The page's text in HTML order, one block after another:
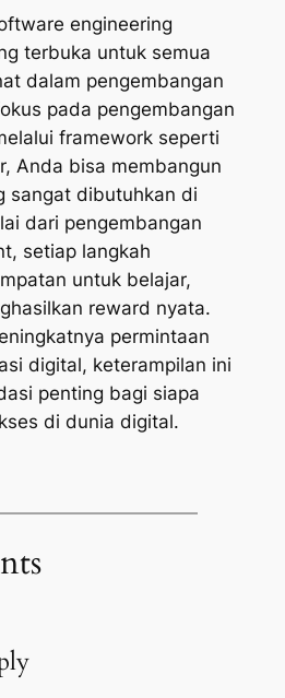
engineering
terbuka untuk semua
dalam pengembangan
pada pengembangan
framework seperti
Anda bisa membangun
sangat dibutuhkan di
dari pengembangan
setiap langkah
untuk belajar,
reward nyata.
permintaan
digital, keterampilan ini
penting bagi siapa
di dunia digital.